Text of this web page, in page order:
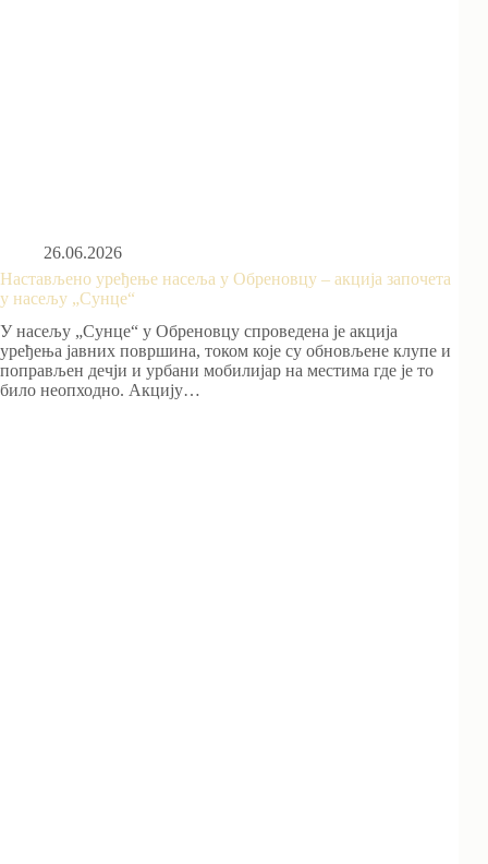
26.06.2026
Настављено уређење насеља у Обреновцу – акција започета
у насељу „Сунце“
У насељу „Сунце“ у Обреновцу спроведена је акција
уређења јавних површина, током које су обновљене клупе и
поправљен дечји и урбани мобилијар на местима где је то
било неопходно. Акцију…